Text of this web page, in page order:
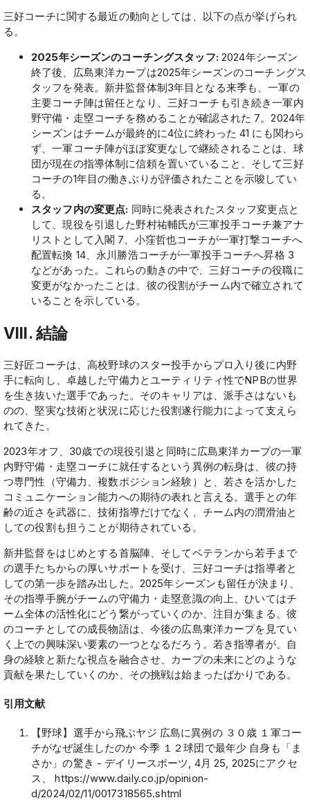
三好コーチに関する最近の動向としては、以下の点が挙げられ
る。
2025年シーズンのコーチングスタッフ:2024年シーズン
終了後、広島東洋カープは2025年シーズンのコーチングス
タッフを発表。新井監督体制3年目となる来季も、一軍の
主要コーチ陣は留任となり、三好コーチも引き続き一軍内
野守備・走塁コーチを務めることが確認された 7。2024年
シーズンはチームが最終的に4位に終わった 41 にも関わら
ず、一軍コーチ陣がほぼ変更なしで継続されることは、球
団が現在の指導体制に信頼を置いていること、そして三好
コーチの1年目の働きぶりが評価されたことを示唆してい
る。
スタッフ内の変更点: 同時に発表されたスタッフ変更点と
して、現役を引退した野村祐輔氏が三軍投手コーチ兼アナ
リストとして入閣 7、小窪哲也コーチが一軍打撃コーチへ
配置転換 14、永川勝浩コーチが一軍投手コーチへ昇格 3
などがあった。これらの動きの中で、三好コーチの役職に
変更がなかったことは、彼の役割がチーム内で確立されて
いることを示している。
VIII. 結論
三好匠コーチは、高校野球のスター投手からプロ入り後に内野
手に転向し、卓越した守備力とユーティリティ性でNPBの世界
を生き抜いた選手であった。そのキャリアは、派手さはないも
のの、堅実な技術と状況に応じた役割遂行能力によって支えら
れてきた。
2023年オフ、30歳での現役引退と同時に広島東洋カープの一軍
内野守備・走塁コーチに就任するという異例の転身は、彼の持
つ専門性（守備力、複数ポジション経験）と、若さを活かした
コミュニケーション能力への期待の表れと言える。選手との年
齢の近さを武器に、技術指導だけでなく、チーム内の潤滑油と
しての役割も担うことが期待されている。
新井監督をはじめとする首脳陣、そしてベテランから若手まで
の選手たちからの厚いサポートを受け、三好コーチは指導者と
しての第一歩を踏み出した。2025年シーズンも留任が決まり、
その指導手腕がチームの守備力・走塁意識の向上、ひいてはチ
ーム全体の活性化にどう繋がっていくのか、注目が集まる。彼
のコーチとしての成長物語は、今後の広島東洋カープを見てい
く上での興味深い要素の一つとなるだろう。若き指導者が、自
身の経験と新たな視点を融合させ、カープの未来にどのような
貢献を果たしていくのか、その挑戦は始まったばかりである。
引用文献
【野球】選手から飛ぶヤジ 広島に異例の ３０歳 １軍コー
チがなぜ誕生したのか 今季 １２球団で最年少 自身も「ま
さか」の驚き - デイリースポーツ, 4月 25, 2025にアクセ
ス、https://www.daily.co.jp/opinion-
d/2024/02/11/0017318565.shtml